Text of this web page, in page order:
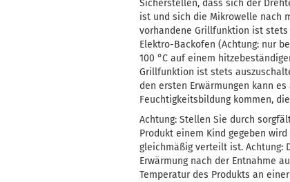
Sicherstellen, dass sich der
ist und sich die Mikrowelle nach
vorhandene Grillfunktion ist stets
Elektro-Backofen (Achtung: nur
100 °C auf einem
Grillfunktion ist stets
den ersten Erwärmungen kann
Feuchtigkeitsbildung kommen,
Achtung: Stellen Sie durch
Produkt einem Kind gegeben
gleichmäßig verteilt ist. Achtung:
Erwärmung nach der Entnahme
Temperatur des Produkts an